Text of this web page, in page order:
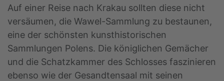
Auf einer Reise nach Krakau sollten diese nicht
versäumen, die Wawel-Sammlung zu bestaunen,
eine der schönsten kunsthistorischen
Sammlungen Polens. Die königlichen Gemächer
und die Schatzkammer des Schlosses faszinieren
ebenso wie der Gesandtensaal mit seinen